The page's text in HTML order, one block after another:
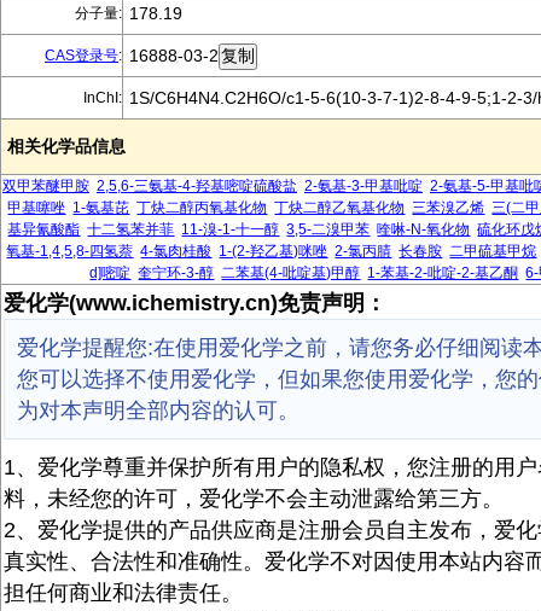
分子量: 178.19
CAS登录号: 16888-03-2
InChI: 1S/C6H4N4.C2H6O/c1-5-6(10-3-7-1)2-8-4-9-5;1-2-
相关化学品信息
双甲苯醚甲胺 2,5,6-三氨基-4-羟基嘧啶硫酸盐 2-氨基-3-甲基吡啶 2-氨基-5-甲基吡
甲基噻唑 1-氨基芘 丁炔二醇丙氧基化物 丁炔二醇乙氧基化物 三苯溴乙烯 三(二
基异氰酸酯 十二氢苯并菲 11-溴-1-十一醇 3,5-二溴甲苯 喹啉-N-氧化物 硫化环戊
氧基-1,4,5,8-四氢萘 4-氯肉桂酸 1-(2-羟乙基)咪唑 2-氯丙腈 长春胺 二甲硫基甲烷
d]嘧啶 奎宁环-3-醇 二苯基(4-吡啶基)甲醇 1-苯基-2-吡啶-2-基乙酮
爱化学(www.ichemistry.cn)免责声明：
爱化学提醒您:在使用爱化学之前，请您务必仔细阅读
您可以选择不使用爱化学，但如果您使用爱化学，您
为对本声明全部内容的认可。
1、爱化学尊重并保护所有用户的隐私权，您注册的用
料，未经您的许可，爱化学不会主动泄露给第三方。
2、爱化学提供的产品供应商是注册会员自主发布，爱
真实性、合法性和准确性。爱化学不对因使用本站内容
担任何商业和法律责任。